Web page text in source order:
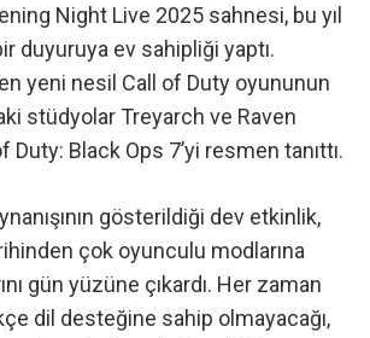
Night Live 2025 sahnesi, bu yıl
duyuruya ev sahipliği yaptı.
yeni nesil Call of Duty oyununun
stüdyolar Treyarch ve Raven
Duty: Black Ops 7’yi resmen tanıttı.
gösterildiği dev etkinlik,
çok oyunculu modlarına
gün yüzüne çıkardı. Her zaman
dil desteğine sahip olmayacağı,